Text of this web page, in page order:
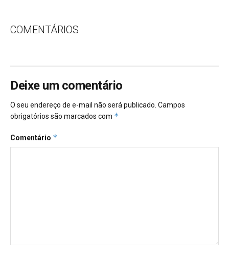
COMENTÁRIOS
Deixe um comentário
O seu endereço de e-mail não será publicado. Campos
obrigatórios são marcados com *
Comentário *